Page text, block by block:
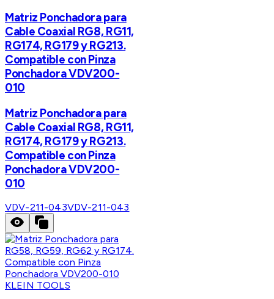
Matriz Ponchadora para
Cable Coaxial RG8, RG11,
RG174, RG179 y RG213.
Compatible con Pinza
Ponchadora VDV200-
010
Matriz Ponchadora para
Cable Coaxial RG8, RG11,
RG174, RG179 y RG213.
Compatible con Pinza
Ponchadora VDV200-
010
VDV-211-043VDV-211-043
KLEIN TOOLS